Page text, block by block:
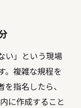
い」という現場
。複雑な規程を
指名したら、
に作成すること